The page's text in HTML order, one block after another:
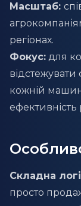
Масштаб:
регіонах.
Фокус: для
відстежувати
кожній
Складна
просто